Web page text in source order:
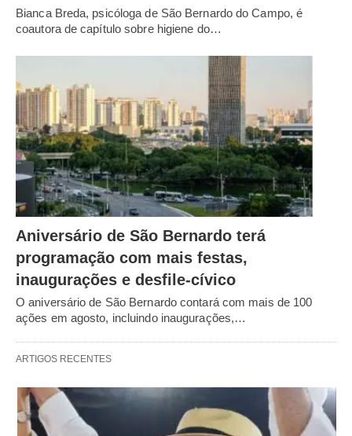
Bianca Breda, psicóloga de São Bernardo do Campo, é
coautora de capítulo sobre higiene do…
Aniversário de São Bernardo terá
programação com mais festas,
inaugurações e desfile-cívico
O aniversário de São Bernardo contará com mais de 100
ações em agosto, incluindo inaugurações,…
ARTIGOS RECENTES